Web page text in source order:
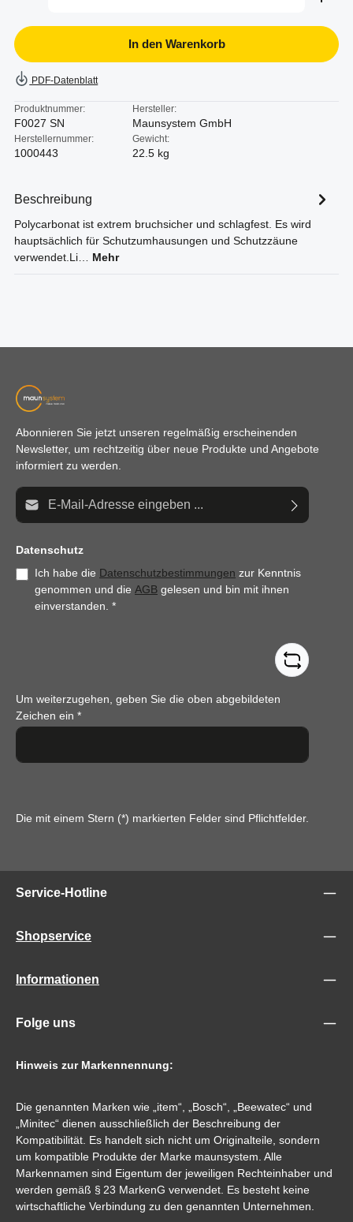
In den Warenkorb
PDF-Datenblatt
Produktnummer:
F0027 SN
Hersteller:
Maunsystem GmbH
Herstellernummer:
1000443
Gewicht:
22.5 kg
Beschreibung
Polycarbonat ist extrem bruchsicher und schlagfest. Es wird
hauptsächlich für Schutzumhausungen und Schutzzäune
verwendet.Li… Mehr
Abonnieren Sie jetzt unseren regelmäßig erscheinenden
Newsletter, um rechtzeitig über neue Produkte und Angebote
informiert zu werden.
E-Mail-Adresse*
Datenschutz
Ich habe die Datenschutzbestimmungen zur Kenntnis
genommen und die AGB gelesen und bin mit ihnen
einverstanden. *
Um weiterzugehen, geben Sie die oben abgebildeten
Zeichen ein *
Die mit einem Stern (*) markierten Felder sind Pflichtfelder.
Service-Hotline
Shopservice
Informationen
Folge uns
Hinweis zur Markennennung:
Die genannten Marken wie „item“, „Bosch“, „Beewatec“ und
„Minitec“ dienen ausschließlich der Beschreibung der
Kompatibilität. Es handelt sich nicht um Originalteile, sondern
um kompatible Produkte der Marke maunsystem. Alle
Markennamen sind Eigentum der jeweiligen Rechteinhaber und
werden gemäß § 23 MarkenG verwendet. Es besteht keine
wirtschaftliche Verbindung zu den genannten Unternehmen.